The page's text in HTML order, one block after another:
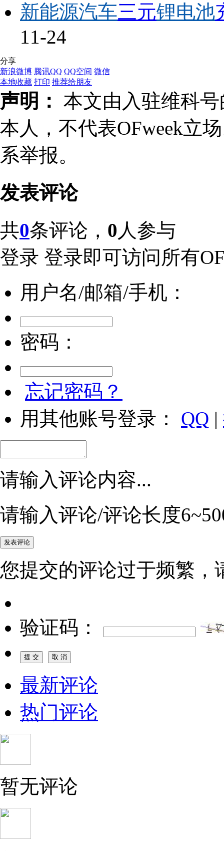
新能源汽车三元锂电池
11-24
分享
新浪微博 腾讯QQ QQ空间 微信
本地收藏 打印 推荐给朋友
声明： 本文由入驻维科
本人，不代表OFweek立
系举报。
发表评论
共0条评论， 0 人参与
登录 登录即可访问所有
用户名/邮箱/手机：
密码：
忘记密码？
用其他账号登录： QQ |
请输入评论内容...
请输入评论/评论长度
您提交的评论过于频繁，
验证码：
最新评论
热门评论
暂无评论